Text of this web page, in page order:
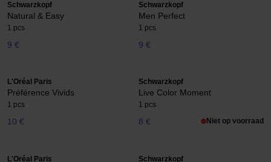
Schwarzkopf
Natural & Easy
1 pcs
9 €
Schwarzkopf
Men Perfect
1 pcs
9 €
L'Oréal Paris
Préférence Vivids
1 pcs
10 €
Schwarzkopf
Live Color Moment
1 pcs
8 € Niet op voorraad
L'Oréal Paris Schwarzkopf